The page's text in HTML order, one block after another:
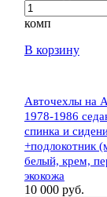
комп
В корзину
Авточехлы на
1978-1986
спинка и
+подлокотник
белый, крем,
экокожа
10 000 руб.